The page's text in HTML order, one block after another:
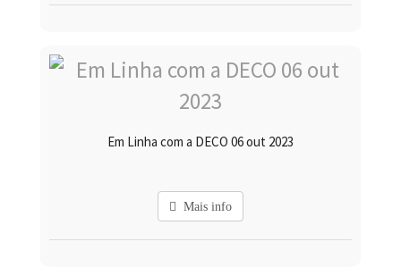
Em Linha com a DECO 06 out 2023
Mais info